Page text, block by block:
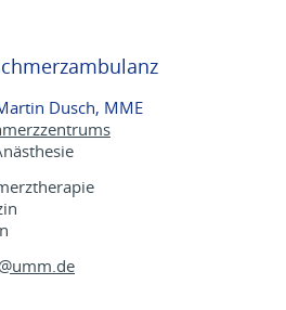
Dusch, MME
umm.de